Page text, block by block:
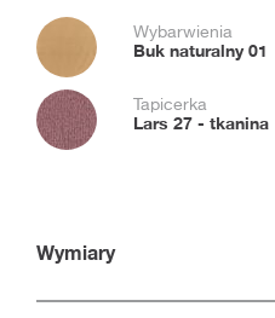
Wybarwienia
Buk naturalny 01
Tapicerka
Lars 27 - tkanina
Wymiary